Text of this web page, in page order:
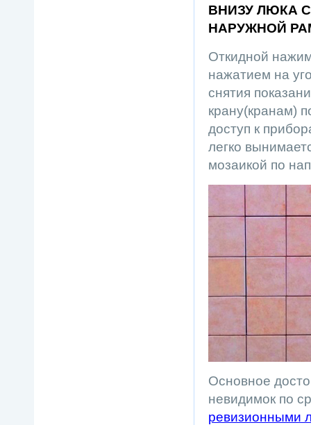
ВНИЗУ ЛЮКА
НАРУЖНОЙ
Откидной
нажатием на
снятия
крану(кранам)
доступ к
легко
мозаикой по
Основное
невидимок по
ревизионными